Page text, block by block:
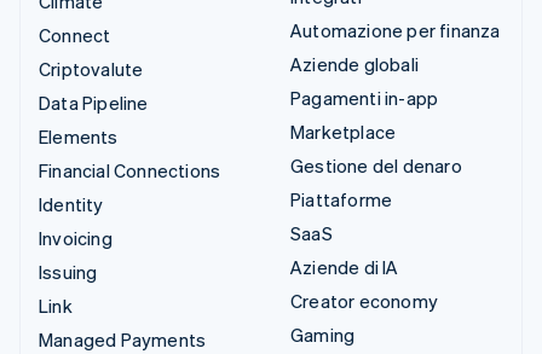
Connect
Criptovalute
Data Pipeline
Elements
Financial Connections
Identity
Invoicing
Issuing
Link
Managed Payments
Automazione per finanza
Aziende globali
Pagamenti in-app
Marketplace
Gestione del denaro
Piattaforme
SaaS
Aziende di IA
Creator economy
Gaming